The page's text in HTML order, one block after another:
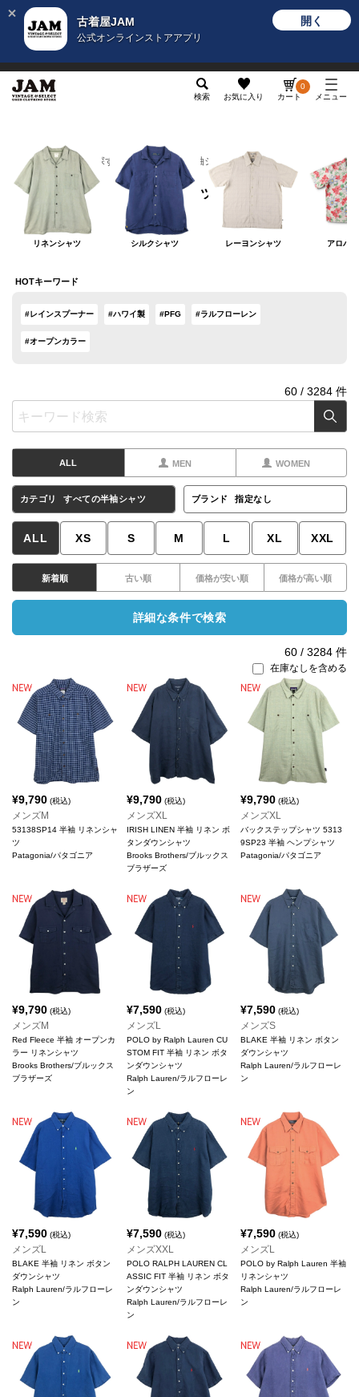
古着屋JAM
公式オンラインストアアプリ
開く
検索 お気に入り カート
0
メニュー
カテゴリから探す トップス 半袖シャツ
半袖シャツ
リネンシャツ シルクシャツ レーヨンシャツ アロハ
HOTキーワード
#レインスプーナー #ハワイ製 #PFG #ラルフローレン
#オープンカラー
60 / 3284 件
ALL MEN WOMEN
カテゴリ すべての半袖シャツ ブランド 指定なし
ALL XS S M L XL XXL
新着順 古い順 価格が安い順 価格が高い順
詳細な条件で検索
60 / 3284 件
在庫なしを含める
¥9,790 (税込)
メンズM
53138SP14 半袖 リネンシャ
ツ
Patagonia/パタゴニア
¥9,790(税込)
メンズXL
IRISH LINEN 半袖 リネン ボ
タンダウンシャツ
Brooks Brothers/ブルックス
ブラザーズ
¥9,790 (税込)
メンズXL
バックステップシャツ 5313
9SP23 半袖 ヘンプシャツ
Patagonia/パタゴニア
¥9,790 (税込)
メンズM
Red Fleece 半袖 オープンカ
ラー リネンシャツ
Brooks Brothers/ブルックス
ブラザーズ
¥7,590(税込)
メンズL
POLO by Ralph Lauren CU
STOM FIT 半袖 リネン ボタ
ンダウンシャツ
Ralph Lauren/ラルフローレ
ン
¥7,590 (税込)
メンズS
BLAKE 半袖 リネン ボタン
ダウンシャツ
Ralph Lauren/ラルフローレ
ン
¥7,590 (税込)
メンズL
BLAKE 半袖 リネン ボタン
ダウンシャツ
Ralph Lauren/ラルフローレ
ン
¥7,590(税込)
メンズXXL
POLO RALPH LAUREN CL
ASSIC FIT 半袖 リネン ボタ
ンダウンシャツ
Ralph Lauren/ラルフローレ
ン
¥7,590 (税込)
メンズL
POLO by Ralph Lauren 半袖
リネンシャツ
Ralph Lauren/ラルフローレ
ン